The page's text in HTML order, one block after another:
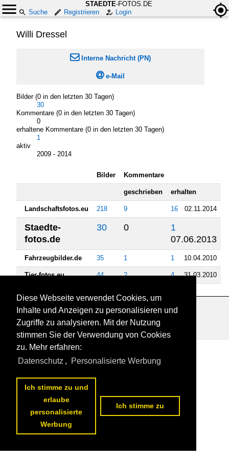
STAEDTE-FOTOS.DE
Suche
Registrieren Login
Willi Dressel
 Interne Nachricht (PN)
e-Mail
Bilder (0 in den letzten 30 Tagen)
30
Kommentare (0 in den letzten 30 Tagen)
0
erhaltene Kommentare (0 in den letzten 30 Tagen)
1
aktiv
2009 - 2014
Bilder Kommentare
geschrieben erhalten
Landschaftsfotos.eu 218 9 16 02.11.2014
Staedte-
fotos.de
30 0
1
07.06.2013
Fahrzeugbilder.de 35 1 1 10.04.2010
Tier-fotos.eu 44 2 4 31.03.2010
Datenschutzerklärung|Impressum |Kontakt
Diese Webseite verwendet Cookies, um
Inhalte und Anzeigen zu personalisieren und
Zugriffe zu analysieren. Mit der Nutzung
stimmen Sie der Verwendung von Cookies
zu. Mehr erfahren:
Datenschutz , Personalisierte Werbung
Ich stimme zu und
erlaube
personalisierte
Werbung
Ich stimme zu